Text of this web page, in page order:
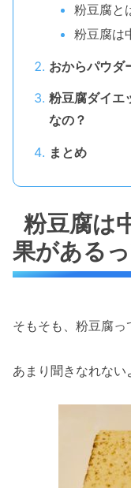
粉豆腐と
粉豆腐は
おからパウダ
粉豆腐ダイエ
なの？
まとめ
粉豆腐は
果がある
そもそも、粉豆腐っ
あまり聞きなれない